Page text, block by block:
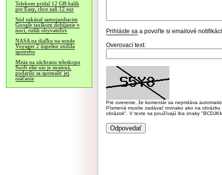
Telekom pridal 12 GB balík
pre Easy, chce zaň 12 eur
Súd zakázal samojazdiacim
Google taxíkom dobíjanie v
noci, rušili obyvateľov
NASA na diaľku na sonde
Voyager 2 úspešne znížila
spotrebu
Misia na záchranu teleskopu
Swift ešte nie je stratená,
podarilo sa spomaliť jej
otáčanie
Prihláste sa a povoľte si emailové
Overovací text:
Pre overenie, že komentár sa nepridáva
Písmená musíte zadávať rovnako ako na
obrázok". V texte sa používajú iba znaky